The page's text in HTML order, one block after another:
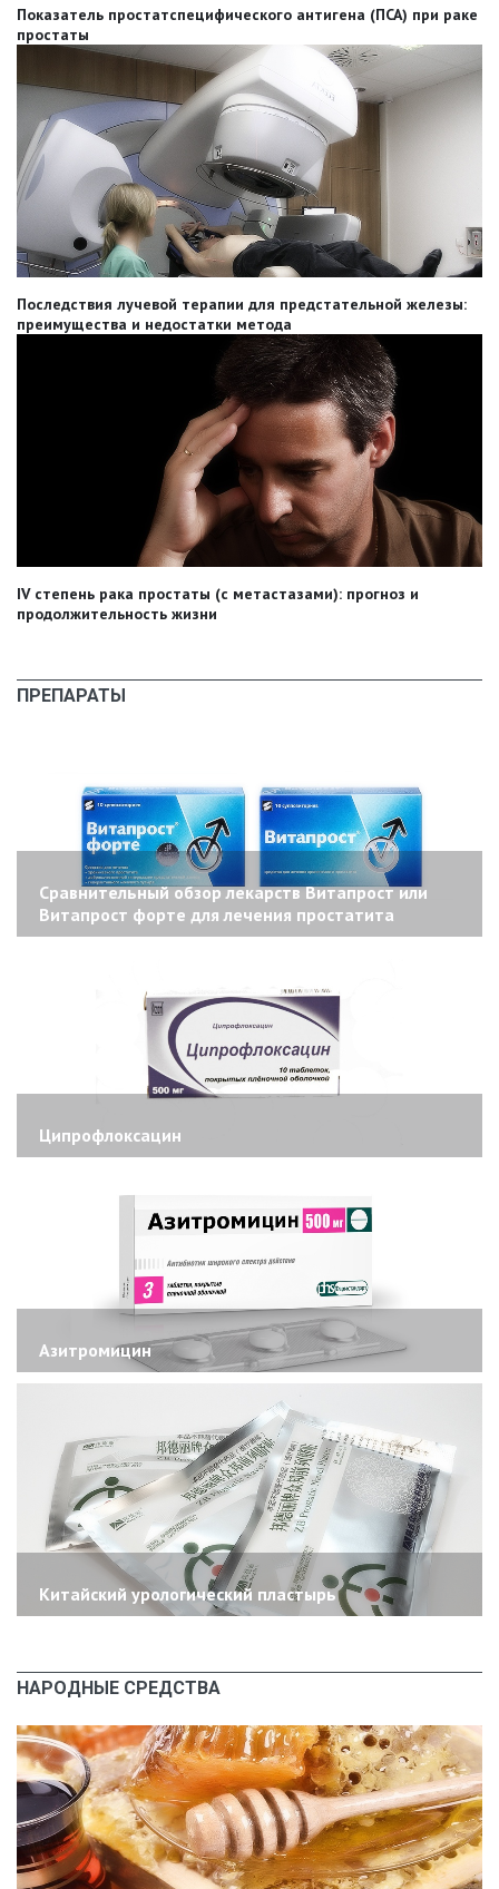
Показатель простатспецифического антигена (ПСА) при раке
простаты
Последствия лучевой терапии для предстательной железы:
преимущества и недостатки метода
IV степень рака простаты (с метастазами): прогноз и
продолжительность жизни
ПРЕПАРАТЫ
Сравнительный обзор лекарств Витапрост или
Витапрост форте для лечения простатита
Ципрофлоксацин
Азитромицин
Китайский урологический пластырь
НАРОДНЫЕ СРЕДСТВА